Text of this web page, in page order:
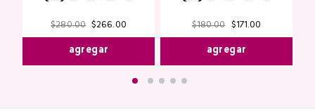
$280.00 $266.00
agregar
$180.00 $171.00
agregar